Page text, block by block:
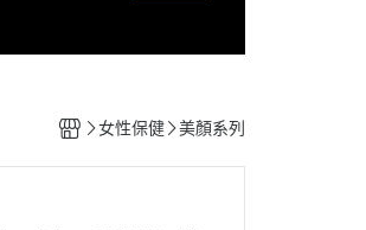
女性保健 美顏系列